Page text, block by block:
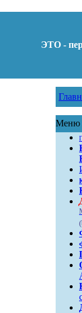
ЭТО -
Меню